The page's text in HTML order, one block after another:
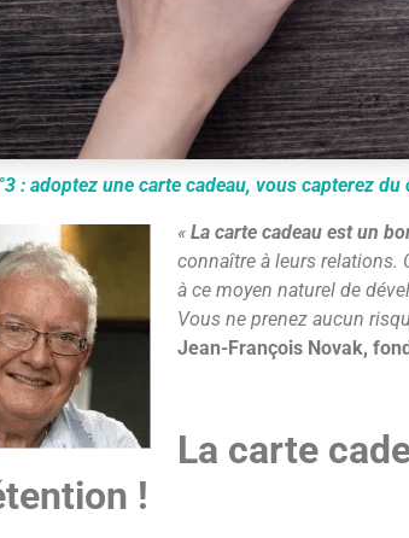
: adoptez une carte cadeau, vous capterez
« La carte cadeau est un
connaître à leurs relations.
à ce moyen naturel de
Vous ne prenez aucun
Jean-François Novak,
La carte
!